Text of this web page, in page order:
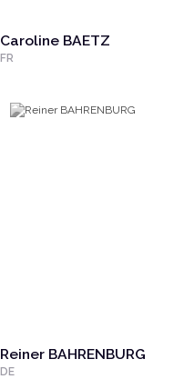
Caroline BAETZ
FR
Reiner BAHRENBURG
DE